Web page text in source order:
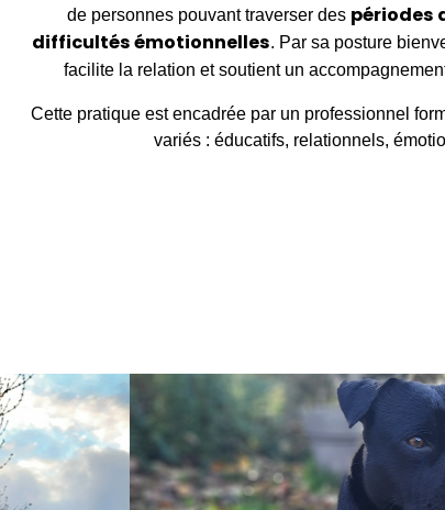
de personnes pouvant traverser des périodes
difficultés émotionnelles . Par sa posture
facilite la relation et soutient un
Cette pratique est encadrée par un professionnel
variés : éducatifs, relationnels,